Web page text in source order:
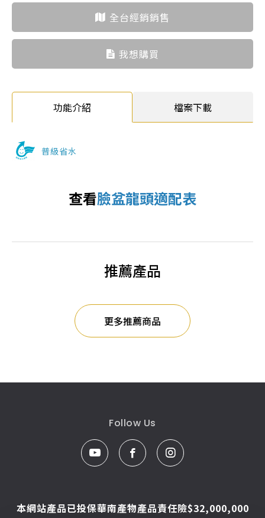
全台經銷銷售
我想購買
功能介紹 檔案下載
普級省水
查看臉盆龍頭適配表
推薦產品
更多推薦商品
Follow Us
本網站產品已投保華南產物產品責任險$32,000,000